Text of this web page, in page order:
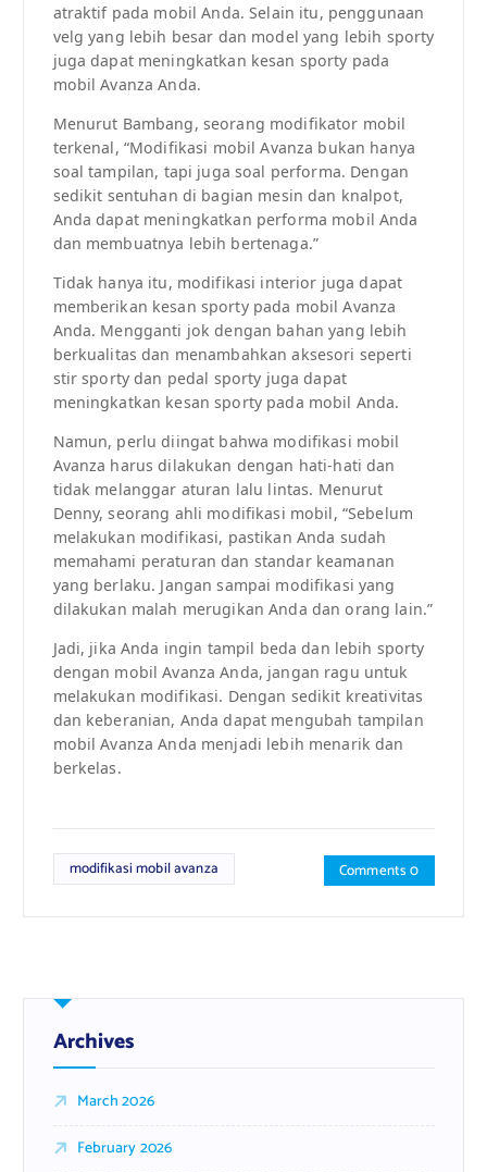
atraktif pada mobil Anda. Selain itu, penggunaan
velg yang lebih besar dan model yang lebih sporty
juga dapat meningkatkan kesan sporty pada
mobil Avanza Anda.
Menurut Bambang, seorang modifikator mobil
terkenal, “Modifikasi mobil Avanza bukan hanya
soal tampilan, tapi juga soal performa. Dengan
sedikit sentuhan di bagian mesin dan knalpot,
Anda dapat meningkatkan performa mobil Anda
dan membuatnya lebih bertenaga.”
Tidak hanya itu, modifikasi interior juga dapat
memberikan kesan sporty pada mobil Avanza
Anda. Mengganti jok dengan bahan yang lebih
berkualitas dan menambahkan aksesori seperti
stir sporty dan pedal sporty juga dapat
meningkatkan kesan sporty pada mobil Anda.
Namun, perlu diingat bahwa modifikasi mobil
Avanza harus dilakukan dengan hati-hati dan
tidak melanggar aturan lalu lintas. Menurut
Denny, seorang ahli modifikasi mobil, “Sebelum
melakukan modifikasi, pastikan Anda sudah
memahami peraturan dan standar keamanan
yang berlaku. Jangan sampai modifikasi yang
dilakukan malah merugikan Anda dan orang lain.”
Jadi, jika Anda ingin tampil beda dan lebih sporty
dengan mobil Avanza Anda, jangan ragu untuk
melakukan modifikasi. Dengan sedikit kreativitas
dan keberanian, Anda dapat mengubah tampilan
mobil Avanza Anda menjadi lebih menarik dan
berkelas.
modifikasi mobil avanza Comments 0
Archives
March 2026
February 2026